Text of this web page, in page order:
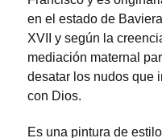
en el estado de
XVII y según la
mediación maternal
desatar los nudos que
con Dios.
Es una pintura de